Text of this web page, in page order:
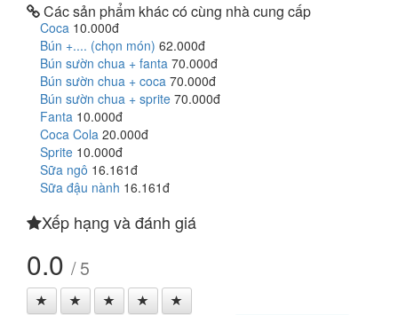
Các sản phẩm khác có cùng nhà cung cấp
Coca 10.000đ
Bún +.... (chọn món) 62.000đ
Bún sườn chua + fanta 70.000đ
Bún sườn chua + coca 70.000đ
Bún sườn chua + sprite 70.000đ
Fanta 10.000đ
Coca Cola 20.000đ
Sprite 10.000đ
Sữa ngô 16.161đ
Sữa đậu nành 16.161đ
Xếp hạng và đánh giá
0.0 / 5